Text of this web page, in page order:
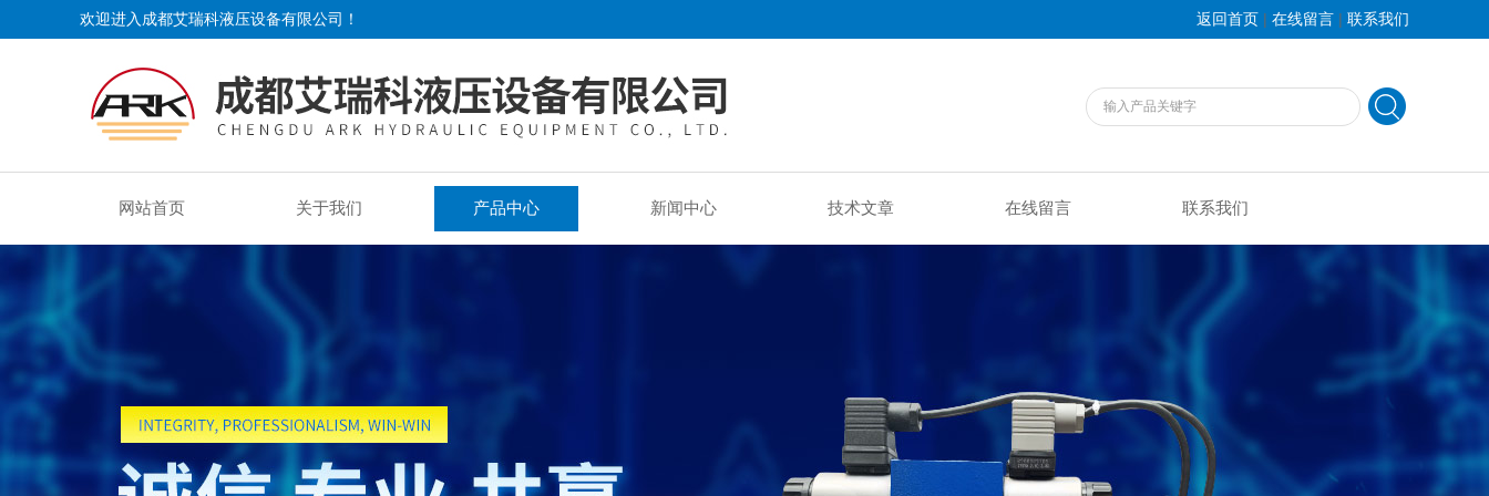
欢迎进入成都艾瑞科液压设备有限公司！ 返回首页 | 在线留言 | 联系我们
网站首页 关于我们 产品中心 新闻中心 技术文章 在线留言 联系我们